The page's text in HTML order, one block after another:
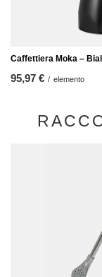
Caffettiera Moka –
95,97 € / elemento